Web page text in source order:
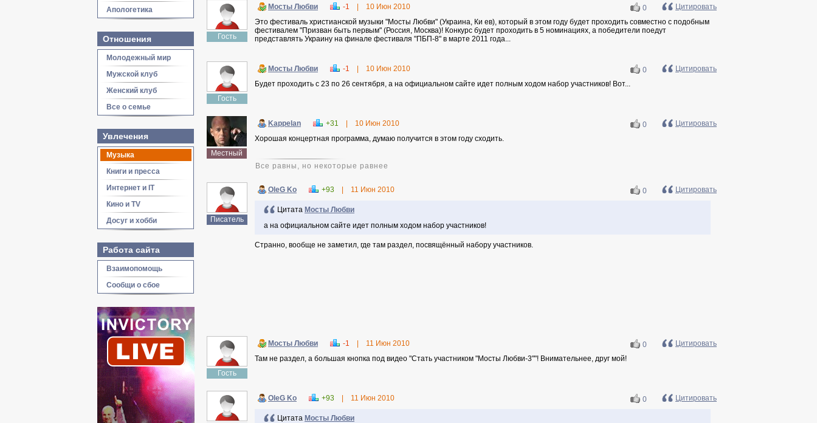
Апологетика
Отношения
Молодежный мир
Мужской клуб
Женский клуб
Все о семье
Увлечения
Музыка
Книги и пресса
Интернет и IT
Кино и TV
Досуг и хобби
Работа сайта
Взаимопомощь
Сообщи о сбое
Гость
Мосты Любви -1 10 Июн 2010 0
Цитировать
Это фестиваль христианской музыки "Мосты Любви" (Украина, Ки ев), который в этом году будет проходить совместно с подобным
фестивалем "Призван быть первым" (Россия, Москва)! Конкурс будет проходить в 5 номинациях, а победители поедут
представлять Украину на финале фестиваля "ПБП-8" в марте 2011 года...
Гость
Мосты Любви -1 10 Июн 2010 0
Цитировать
Будет проходить с 23 по 26 сентября, а на официальном сайте идет полным ходом набор участников! Вот...
Местный
Kappelan +31 10 Июн 2010 0
Цитировать
Хорошая концертная программа, думаю получится в этом году сходить.
Все равны, но некоторые равнее
Писатель
OleG Ko +93 11 Июн 2010 0 Цитировать
Цитата Мосты Любви
а на официальном сайте идет полным ходом набор участников!
Странно, вообще не заметил, где там раздел, посвящённый набору участников.
Гость
Мосты Любви -1 11 Июн 2010 0
Цитировать
Там не раздел, а большая кнопка под видео "Стать участником "Мосты Любви-3""! Внимательнее, друг мой!
OleG Ko +93 11 Июн 2010 0 Цитировать
Цитата Мосты Любви